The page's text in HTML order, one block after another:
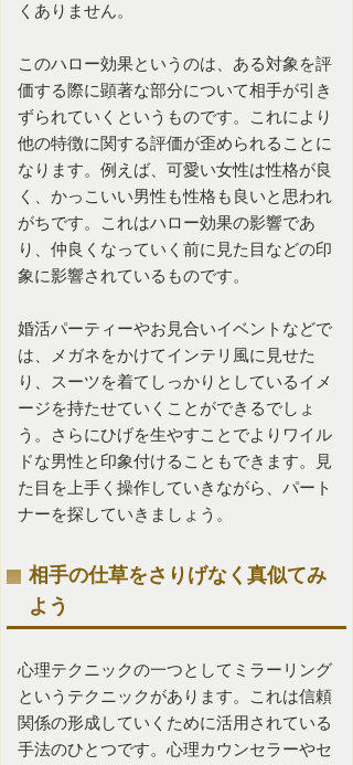
くありません。
このハロー効果というのは、ある対象を評
価する際に顕著な部分について相手が引き
ずられていくというものです。これにより
他の特徴に関する評価が歪められることに
なります。例えば、可愛い女性は性格が良
く、かっこいい男性も性格も良いと思われ
がちです。これはハロー効果の影響であ
り、仲良くなっていく前に見た目などの印
象に影響されているものです。
婚活パーティーやお見合いイベントなどで
は、メガネをかけてインテリ風に見せた
り、スーツを着てしっかりとしているイメ
ージを持たせていくことができるでしょ
う。さらにひげを生やすことでよりワイル
ドな男性と印象付けることもできます。見
た目を上手く操作していきながら、パート
ナーを探していきましょう。
相手の仕草をさりげなく真似てみ
よう
心理テクニックの一つとしてミラーリング
というテクニックがあります。これは信頼
関係の形成していくために活用されている
手法のひとつです。心理カウンセラーやセ